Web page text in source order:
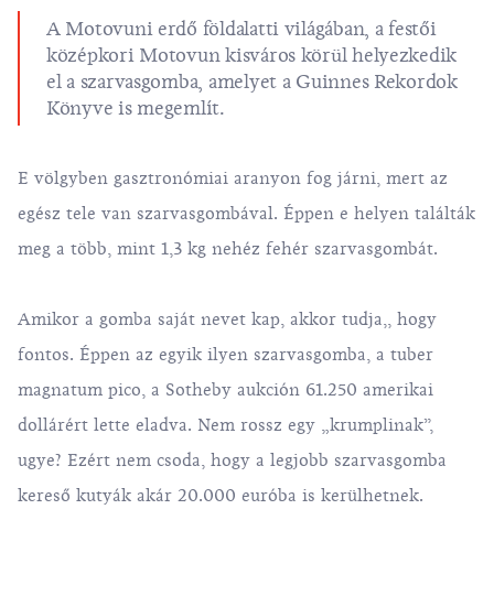
A Motovuni erdő földalatti világában, a festői
középkori Motovun kisváros körül helyezkedik
el a szarvasgomba, amelyet a Guinnes Rekordok
Könyve is megemlít.
E völgyben gasztronómiai aranyon fog járni, mert az
egész tele van szarvasgombával. Éppen e helyen találták
meg a több, mint 1,3 kg nehéz fehér szarvasgombát.
Amikor a gomba saját nevet kap, akkor tudja,, hogy
fontos. Éppen az egyik ilyen szarvasgomba, a tuber
magnatum pico, a Sotheby aukción 61.250 amerikai
dollárért lette eladva. Nem rossz egy „krumplinak”,
ugye? Ezért nem csoda, hogy a legjobb szarvasgomba
kereső kutyák akár 20.000 euróba is kerülhetnek.